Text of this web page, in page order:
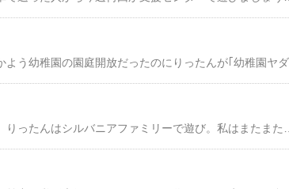
久しぶりに大ギレ…。今日は春からかよう幼稚園の園庭開放だったのにりったんが｢幼稚園ヤダ！！ロー君にあわせて！！ロー君！！｣と号泣。たまたま、ロー君ママから今日、こっちこな